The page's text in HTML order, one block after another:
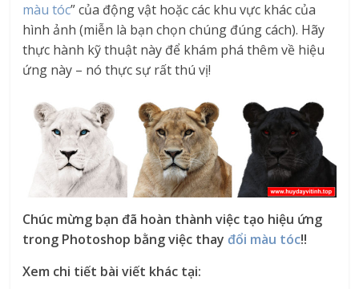
màu tóc” của động vật hoặc các khu vực khác của
hình ảnh (miễn là bạn chọn chúng đúng cách). Hãy
thực hành kỹ thuật này để khám phá thêm về hiệu
ứng này – nó thực sự rất thú vị!
Chúc mừng bạn đã hoàn thành việc tạo hiệu ứng
trong Photoshop bằng việc thayđổi màu tóc!!
Xem chi tiết bài viết khác tại: